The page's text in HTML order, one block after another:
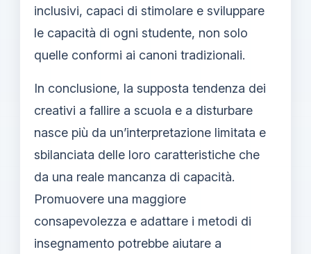
inclusivi, capaci di stimolare e sviluppare
le capacità di ogni studente, non solo
quelle conformi ai canoni tradizionali.
In conclusione, la supposta tendenza dei
creativi a fallire a scuola e a disturbare
nasce più da un’interpretazione limitata e
sbilanciata delle loro caratteristiche che
da una reale mancanza di capacità.
Promuovere una maggiore
consapevolezza e adattare i metodi di
insegnamento potrebbe aiutare a